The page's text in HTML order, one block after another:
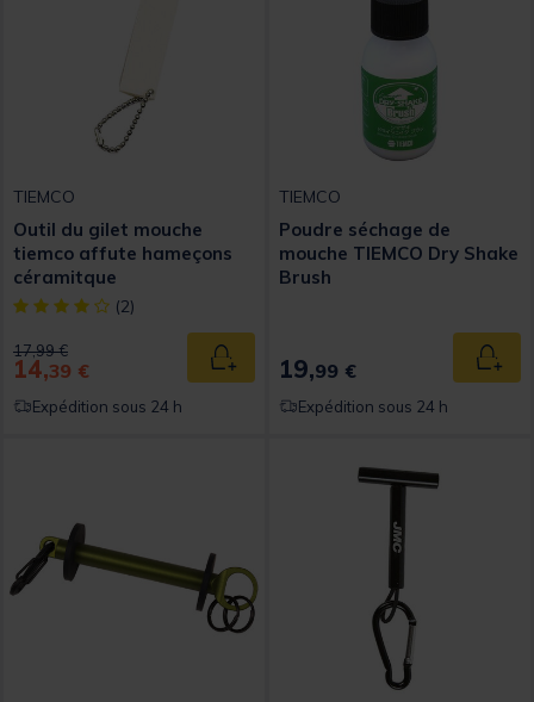
TIEMCO
Outil du gilet mouche
tiemco affute hameçons
céramitque
[object Object] out of 5 Customer Rating
(2)
Price reduced from
17,99 €to
14,39 € Ajouter au panier
Expédition sous 24 h
TIEMCO
Poudre séchage de
mouche TIEMCO Dry Shake
Brush
19,99 €
Expédition sous 24 h